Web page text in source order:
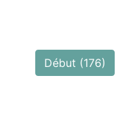
Début (176)